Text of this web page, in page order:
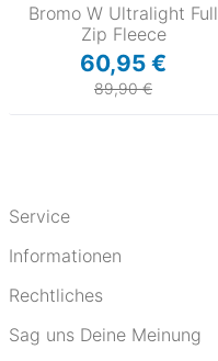
Bromo W Ultralight Full
Zip Fleece
60,95 €
89,90 €
Service
Informationen
Rechtliches
Sag uns Deine Meinung